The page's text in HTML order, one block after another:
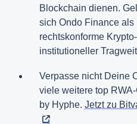
Blockchain dienen.
sich Ondo Finance
rechtskonforme
institutioneller
Verpasse nicht Deine
viele weitere top
by Hyphe. Jetzt zu